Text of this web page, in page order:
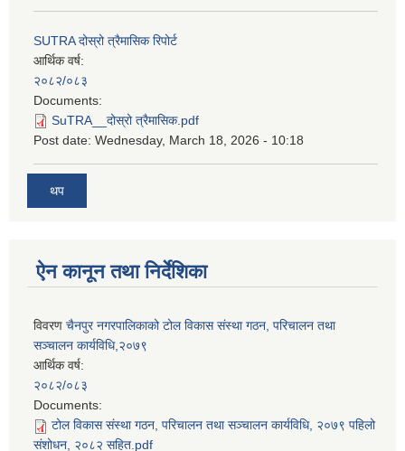
SUTRA दोस्रो त्रैमासिक रिपोर्ट
आर्थिक वर्ष:
२०८२/०८३
Documents:
SuTRA__दोस्रो त्रैमासिक.pdf
Post date: Wednesday, March 18, 2026 - 10:18
थप
ऐन कानून तथा निर्देशिका
विवरण चैनपुर नगरपालिकाको टोल विकास संस्था गठन, परिचालन तथा
सञ्चालन कार्यविधि,२०७९
आर्थिक वर्ष:
२०८२/०८३
Documents:
टोल विकास संस्था गठन, परिचालन तथा सञ्चालन कार्यविधि, २०७९ पहिलो
संशोधन, २०८२ सहित.pdf